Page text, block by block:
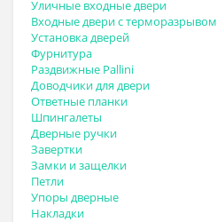
Уличные входные двери
Входные двери с терморазрывом
Установка дверей
Фурнитура
Раздвижные Pallini
Доводчики для двери
Ответные планки
Шпингалеты
Дверные ручки
Завертки
Замки и защелки
Петли
Упоры дверные
Накладки